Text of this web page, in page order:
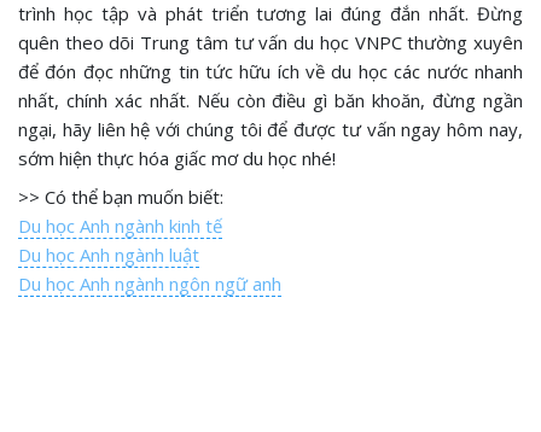
trình học tập và phát triển tương lai đúng đắn nhất. Đừng
quên theo dõi Trung tâm tư vấn du học VNPC thường xuyên
để đón đọc những tin tức hữu ích về du học các nước nhanh
nhất, chính xác nhất. Nếu còn điều gì băn khoăn, đừng ngần
ngại, hãy liên hệ với chúng tôi để được tư vấn ngay hôm nay,
sớm hiện thực hóa giấc mơ du học nhé!
>> Có thể bạn muốn biết:
Du học Anh ngành kinh tế
Du học Anh ngành luật
Du học Anh ngành ngôn ngữ anh